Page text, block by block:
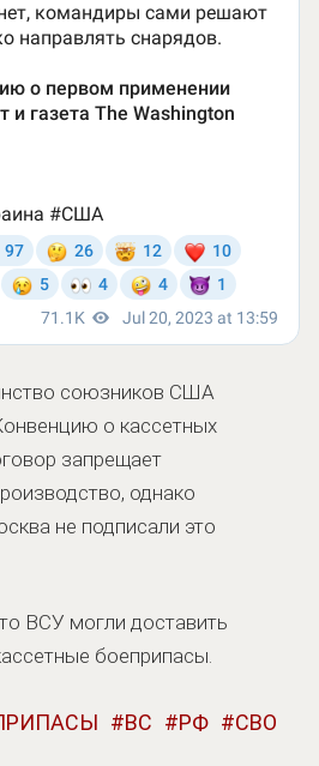
союзников США
о кассетных
запрещает
однако
не подписали это
ВСУ могли доставить
боеприпасы.
ВС РФ
СВО